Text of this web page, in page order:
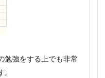
勉強をする上でも非常